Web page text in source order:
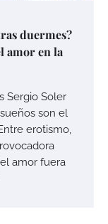
duermes?
amor en la
Sergio Soler
son el
erotismo,
amor fuera